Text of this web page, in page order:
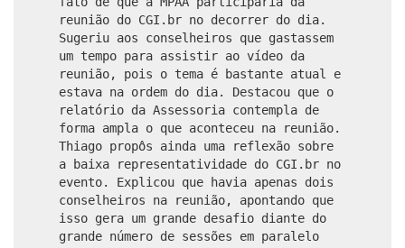
reunião do CGI.br no decorrer do dia.
Sugeriu aos conselheiros que gastassem
um tempo para assistir ao vídeo da
reunião, pois o tema é bastante atual e
estava na ordem do dia. Destacou que o
relatório da Assessoria contempla de
forma ampla o que aconteceu na reunião.
Thiago propôs ainda uma reflexão sobre
a baixa representatividade do CGI.br no
evento. Explicou que havia apenas dois
conselheiros na reunião, apontando que
isso gera um grande desafio diante do
grande número de sessões em paralelo